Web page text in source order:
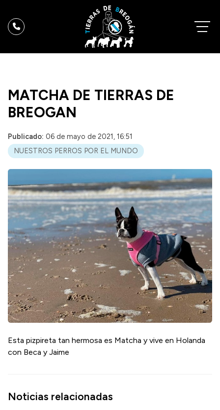
MATCHA DE TIERRAS DE
BREOGAN
Publicado: 06 de mayo de 2021, 16:51
NUESTROS PERROS POR EL MUNDO
Esta pizpireta tan hermosa es Matcha y vive en Holanda
con Beca y Jaime
Noticias relacionadas